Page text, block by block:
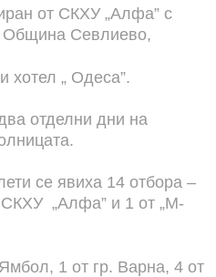
от СКХУ „Алфа” с
Севлиево,
хотел „ Одеса”.
отделни дни на
се явиха 14 отбора –
„Алфа” и 1 от „М-
1 от гр. Варна, 4 от